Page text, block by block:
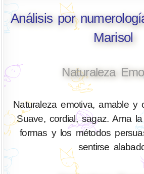
Análisis por
Marisol
Naturaleza
Naturaleza emotiva, amable y
Suave, cordial, sagaz. Ama
formas y los métodos
sentirse